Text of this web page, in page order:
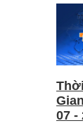
07 -